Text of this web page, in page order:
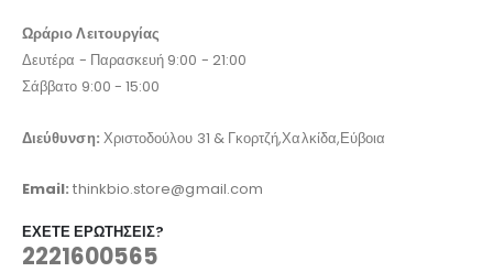
Ωράριο Λειτουργίας
Δευτέρα - Παρασκευή 9:00 - 21:00
Σάββατο 9:00 - 15:00
Διεύθυνση: Χριστοδούλου 31 & Γκορτζή,Χαλκίδα,Εύβοια
Email:thinkbio.store@gmail.com
ΈΧΕΤΕ ΕΡΩΤΉΣΕΙΣ?
2221600565